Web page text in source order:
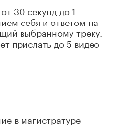
30 секунд до 1
себя и ответом на
выбранному треку.
прислать до 5 видео-
в магистратуре